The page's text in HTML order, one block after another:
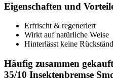
Eigenschaften und
Erfrischt & regeneriert
Wirkt auf natürliche Weise
Hinterlässt keine
Häufig zusammen
35/10 Insektenbremse